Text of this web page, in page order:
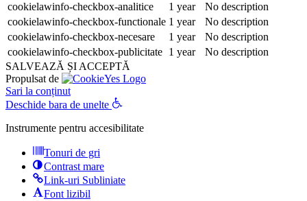
cookielawinfo-checkbox-analitice
1 year
No description
cookielawinfo-checkbox-functionale 1 year
No description
cookielawinfo-checkbox-necesare
1 year
No description
cookielawinfo-checkbox-publicitate 1 year
No description
SALVEAZĂ ȘI ACCEPTĂ
Propulsat de
Sari la conținut
Deschide bara de unelte
Instrumente pentru accesibilitate
Tonuri de gri
Contrast mare
Link-uri Subliniate
Font lizibil